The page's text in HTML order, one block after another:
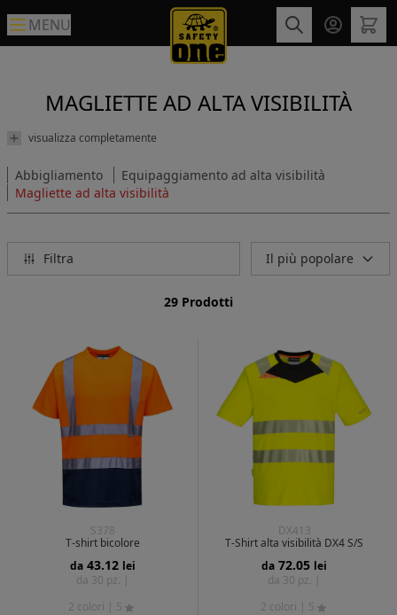
MENU
MAGLIETTE AD ALTA VISIBILITÀ
visualizza completamente
Abbigliamento
Equipaggiamento ad alta visibilità
Magliette ad alta visibilità
Filtra Il più popolare
29 Prodotti
S378
T-shirt bicolore
da 43.12 lei
da 30 pz. |
2 colori
| 5
DX413
T-Shirt alta visibilità DX4 S/S
da 72.05 lei
da 30 pz. |
2 colori
| 5